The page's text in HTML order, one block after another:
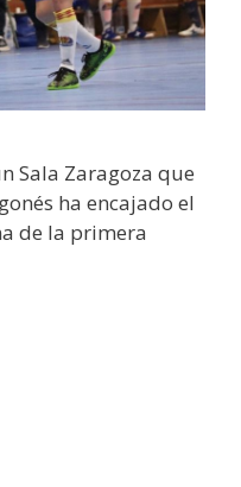
Sala Zaragoza que
ha encajado el
de la primera